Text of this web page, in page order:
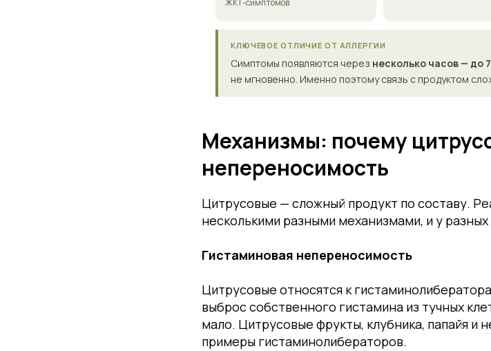
ЖКТ-симптомов
КЛЮЧЕВОЕ ОТЛИЧИЕ ОТ АЛЛЕРГИИ
Симптомы появляются через несколько часов — до
не мгновенно. Именно поэтому связь с продуктом
Механизмы: почему
непереносимость
Цитрусовые — сложный продукт по составу.
несколькими разными механизмами, и у
Гистаминовая непереносимость
Цитрусовые относятся к
выброс собственного гистамина из тучных
мало. Цитрусовые фрукты, клубника, папайя и
примеры гистаминолибераторов.